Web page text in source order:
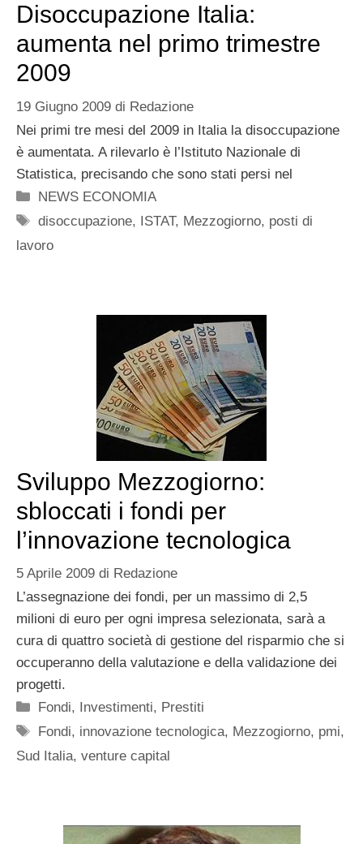
Disoccupazione Italia:
aumenta nel primo trimestre
2009
19 Giugno 2009 di Redazione
Nei primi tre mesi del 2009 in Italia la disoccupazione
è aumentata. A rilevarlo è l’Istituto Nazionale di
Statistica, precisando che sono stati persi nel
Categorie
NEWS ECONOMIA
Tag
disoccupazione, ISTAT, Mezzogiorno, posti di
lavoro
Sviluppo Mezzogiorno:
sbloccati i fondi per
l’innovazione tecnologica
5 Aprile 2009 di Redazione
L’assegnazione dei fondi, per un massimo di 2,5
milioni di euro per ogni impresa selezionata, sarà a
cura di quattro società di gestione del risparmio che si
occuperanno della valutazione e della validazione dei
progetti.
Categorie
Fondi, Investimenti, Prestiti
Tag
Fondi, innovazione tecnologica, Mezzogiorno, pmi,
Sud Italia, venture capital